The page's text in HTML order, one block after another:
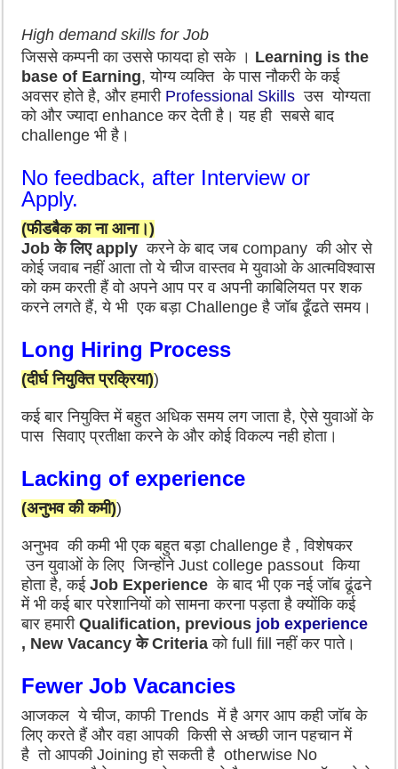
High demand skills for Job
जिससेकम्पनी का उससे फायदा हो सके । Learning isthe
base of Earning, योग्य व्यक्ति के पास नौकरी के कई
अवसर होते है,और हमारी Professional Skills उस योग्यता
कोऔर ज्यादा enhance कर देती है। यह ही सबसे बाद
challenge भी है।
No feedback, after Interview or
Apply.
(फीडबैक का ना आना।)
Job के लिए apply करने के बाद जब company की ओर से
कोई जवाब नहीं आता तो ये चीज वास्तव मे युवाओ के आत्मविश्वास
को कम करती हैं वो अपने आप पर व अपनी काबिलियत पर शक
करने लगते हैं, ये भी एक बड़ा Challenge है जॉब ढूँढते समय।
Long Hiring Process
(दीर्घ नियुक्ति प्रक्रिया))
कई बार नियुक्ति में बहुत अधिक समय लग जाता है, ऐसे युवाओं के
पास सिवाए प्रतीक्षा करने के और कोई विकल्प नही होता।
Lacking of experience
(अनुभव की कमी))
अनुभव की कमी भी एक बहुत बड़ा challenge है , विशेषकर
उन युवाओं के लिए जिन्होंने Just college passout किया
होता है, कईJob Experience के बाद भी एक नई जॉब ढूंढने
में भी कई बार परेशानियों को सामना करना पड़ता है क्योंकि कई
बार हमारीQualification, previous job experience
, New Vacancy के Criteria को full fill नहीं कर पाते।
Fewer Job Vacancies
आजकल ये चीज, काफी Trends में है अगर आप कही जॉब के
लिए करते हैं और वहा आपकी किसी से अच्छी जान पहचान में
हैतो आपकी Joining हो सकती है otherwise No